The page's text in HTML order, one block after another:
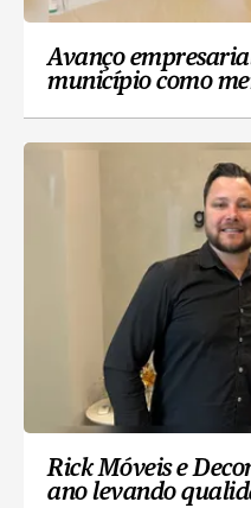
Avanço
município como
Rick Móveis e
ano levando